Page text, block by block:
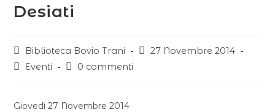
Desiati
Biblioteca Bovio Trani
27 Novembre 2014
Eventi
0 commenti
Giovedì 27 Novembre 2014